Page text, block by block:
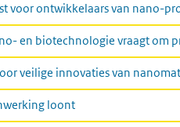
voor ontwikkelaars van nano-
en biotechnologie vraagt om
veilige innovaties van
loont